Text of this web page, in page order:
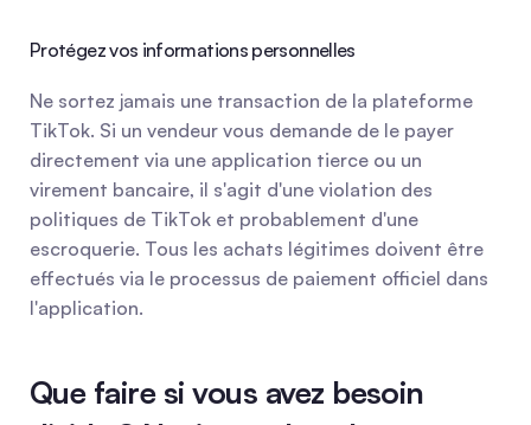
Protégez vos informations personnelles
Ne sortez jamais une transaction de la plateforme
TikTok. Si un vendeur vous demande de le payer
directement via une application tierce ou un
virement bancaire, il s'agit d'une violation des
politiques de TikTok et probablement d'une
escroquerie. Tous les achats légitimes doivent être
effectués via le processus de paiement officiel dans
l'application.
Que faire si vous avez besoin